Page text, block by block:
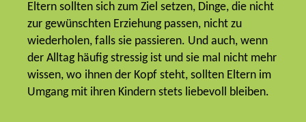
Eltern sollten sich zum Ziel setzen, Dinge, die nicht
zur gewünschten Erziehung passen, nicht zu
wiederholen, falls sie passieren. Und auch, wenn
der Alltag häufig stressig ist und sie mal nicht mehr
wissen, wo ihnen der Kopf steht, sollten Eltern im
Umgang mit ihren Kindern stets liebevoll bleiben.